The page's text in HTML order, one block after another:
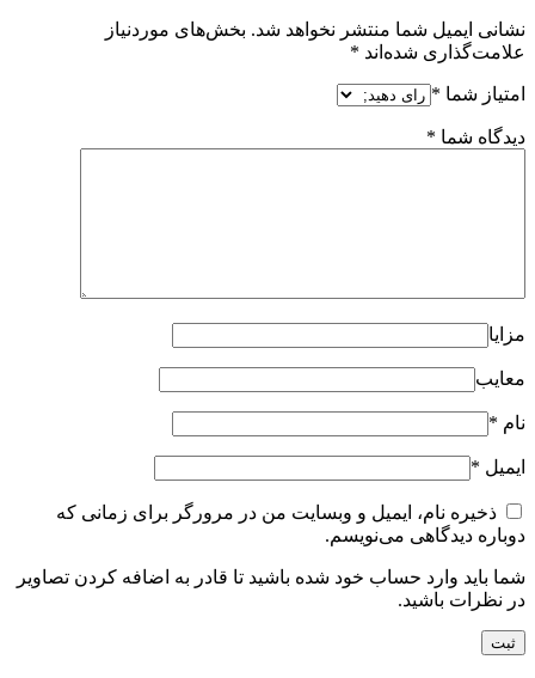
نشانی ایمیل شما منتشر نخواهد شد. بخش‌های موردنیاز
علامت‌گذاری شده‌اند *
امتیاز شما *
دیدگاه شما *
مزایا
معایب
نام *
ایمیل *
ذخیره نام، ایمیل و وبسایت من در مرورگر برای زمانی که
دوباره دیدگاهی می‌نویسم.
شما باید وارد حساب خود شده باشید تا قادر به اضافه کردن تصاویر
در نظرات باشید.